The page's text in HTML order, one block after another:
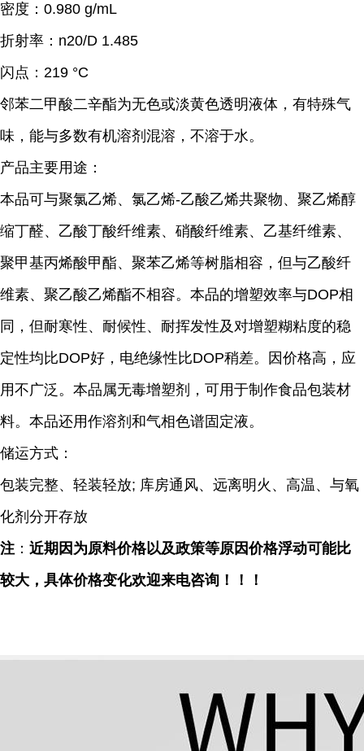
密度：0.980 g/mL
折射率：n20/D 1.485
闪点：219 °C
邻苯二甲酸二辛酯为无色或淡黄色透明液体，有特殊气
味，能与多数有机溶剂混溶，不溶于水。
产品主要用途：
本品可与聚氯乙烯、氯乙烯-乙酸乙烯共聚物、聚乙烯醇
缩丁醛、乙酸丁酸纤维素、硝酸纤维素、乙基纤维素、
聚甲基丙烯酸甲酯、聚苯乙烯等树脂相容，但与乙酸纤
维素、聚乙酸乙烯酯不相容。本品的增塑效率与DOP相
同，但耐寒性、耐候性、耐挥发性及对增塑糊粘度的稳
定性均比DOP好，电绝缘性比DOP稍差。因价格高，应
用不广泛。本品属无毒增塑剂，可用于制作食品包装材
料。本品还用作溶剂和气相色谱固定液。
储运方式：
包装完整、轻装轻放; 库房通风、远离明火、高温、与氧
化剂分开存放
注 ： 近期因为原料价格以及政策等原因价格浮动可能比
较大，具体价格变化欢迎来电咨询！！！